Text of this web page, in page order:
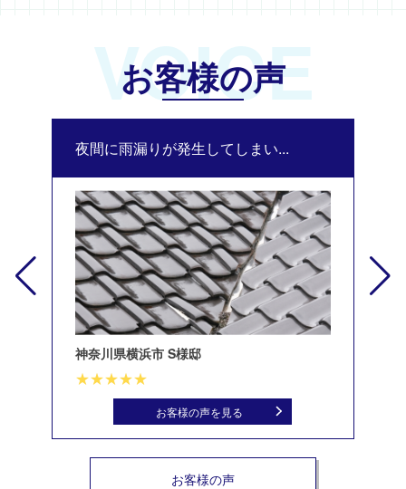
VOICE
お客様の声
夜間に雨漏りが発生してしまい...
神奈川県横浜市 S様邸
お客様の声を見る
お客様の声